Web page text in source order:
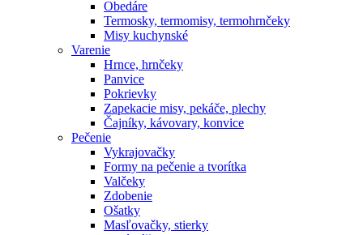
Obedáre
Termosky, termomisy, termohrnčeky
Misy kuchynské
Varenie
Hrnce, hrnčeky
Panvice
Pokrievky
Zapekacie misy, pekáče, plechy
Čajníky, kávovary, konvice
Pečenie
Vykrajovačky
Formy na pečenie a tvorítka
Valčeky
Zdobenie
Ošatky
Masľovačky, stierky